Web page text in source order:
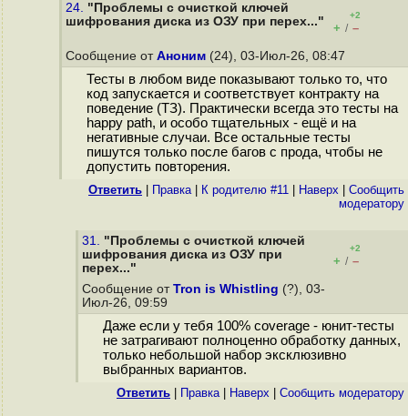
24. "Проблемы с очисткой ключей
шифрования диска из ОЗУ при перех..."
+2
+ / –
Сообщение от Аноним (24), 03-Июл-26, 08:47
Тесты в любом виде показывают только то, что
код запускается и соответствует контракту на
поведение (ТЗ). Практически всегда это тесты на
happy path, и особо тщательных - ещё и на
негативные случаи. Все остальные тесты
пишутся только после багов с прода, чтобы не
допустить повторения.
Ответить Правка| К родителю #11 Наверх
Cообщить
модератору
31. "Проблемы с очисткой ключей
шифрования диска из ОЗУ при
перех..."
+2
+ / –
Сообщение от Tron is Whistling (?), 03-
Июл-26, 09:59
Даже если у тебя 100% coverage - юнит-тесты
не затрагивают полноценно обработку данных,
только небольшой набор эксклюзивно
выбранных вариантов.
Ответить Правка| Наверх Cообщить модератору